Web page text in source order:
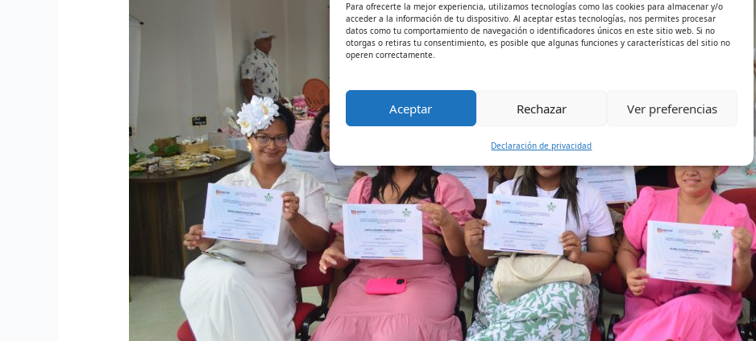
Para ofrecerte la mejor experiencia, utilizamos tecnologías como las cookies para almacenar y/o
acceder a la información de tu dispositivo. Al aceptar estas tecnologías, nos permites procesar
datos como tu comportamiento de navegación o identificadores únicos en este sitio web. Si no
otorgas o retiras tu consentimiento, es posible que algunas funciones y características del sitio no
operen correctamente.
Aceptar Rechazar Ver preferencias
Declaración de privacidad